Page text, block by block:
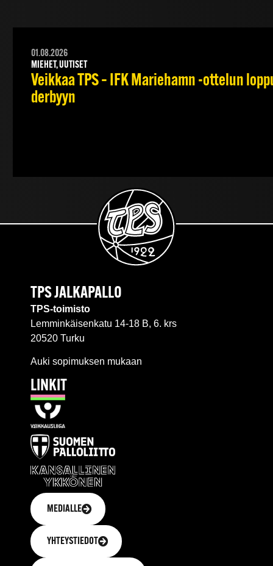
01.08.2026
MIEHET, UUTISET
Veikkaa TPS – IFK Mariehamn -ottelun
derbyyn
TPS JALKAPALLO
TPS-toimisto
Lemminkäisenkatu 14-18 B, 6. krs
20520 Turku
Auki sopimuksen mukaan
LINKIT
MEDIALLE
YHTEYSTIEDOT